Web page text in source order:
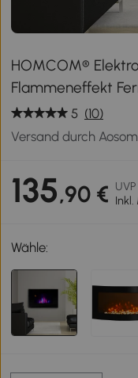
HOMCOM®
Flammeneffekt
5 (10)
Versand durch
135,90 € UVP
Wähle: